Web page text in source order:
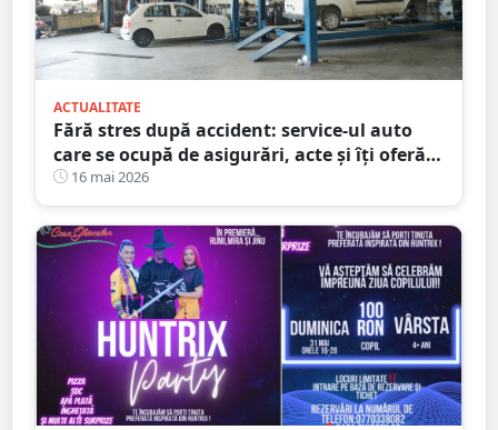
ACTUALITATE
Fără stres după accident: service-ul auto
care se ocupă de asigurări, acte și îți oferă
mașină la schimb
16 mai 2026